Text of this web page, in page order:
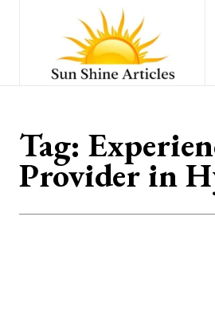
Tag:
Provider in